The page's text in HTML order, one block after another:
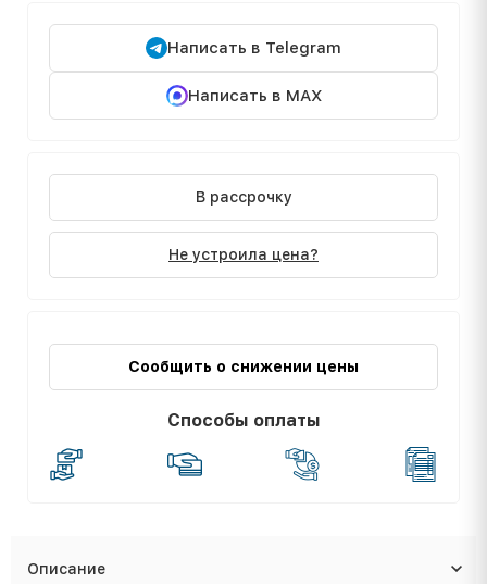
Написать в Telegram
Написать в MAX
В рассрочку
Не устроила цена?
Сообщить о снижении цены
Способы оплаты
Описание